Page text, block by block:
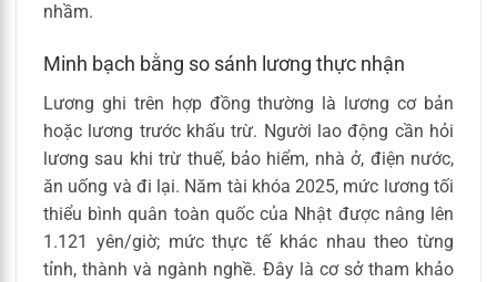
nhầm.
Minh bạch bằng so sánh lương thực nhận
Lương ghi trên hợp đồng thường là lương cơ bản
hoặc lương trước khấu trừ. Người lao động cần hỏi
lương sau khi trừ thuế, bảo hiểm, nhà ở, điện nước,
ăn uống và đi lại. Năm tài khóa 2025, mức lương tối
thiểu bình quân toàn quốc của Nhật được nâng lên
1.121 yên/giờ; mức thực tế khác nhau theo từng
tỉnh, thành và ngành nghề. Đây là cơ sở tham khảo